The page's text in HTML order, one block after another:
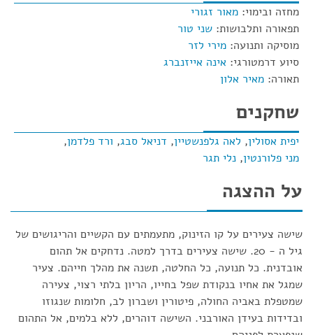
מחזה ובימוי: מאור זגורי
תפאורה ותלבושות: שני טור
מוסיקה ותנועה: מירי לזר
סיוע דרמטורגי: אינה אייזנברג
תאורה: מאיר אלון
שחקנים
יפית אסולין, לאה גלפנשטיין, דניאל סבג, ורד פלדמן,
מני פלורנטין, נלי תגר
על ההצגה
שישה צעירים על קו הזינוק, מתעמתים עם הקשיים והריגושים של
גיל ה - 20. שישה צעירים בדרך למטה. נדחקים אל תהום
אובדנית. כל תנועה, כל החלטה, תשנה את מהלך חייהם. צעיר
שמגל את אחיו בנקודת שפל בחייו, הריון בלתי רצוי, צעירה
שמטפלת באביה החולה, פיטורין ושברון לב, חלומות שנגוזו
ובדידות בעידן האורבני. השישה דוהרים, ללא בלמים, אל התהום